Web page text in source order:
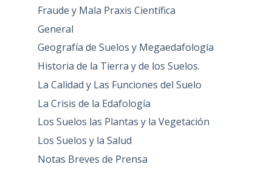
Fraude y Mala Praxis Científica
General
Geografía de Suelos y Megaedafología
Historia de la Tierra y de los Suelos.
La Calidad y Las Funciones del Suelo
La Crisis de la Edafología
Los Suelos las Plantas y la Vegetación
Los Suelos y la Salud
Notas Breves de Prensa